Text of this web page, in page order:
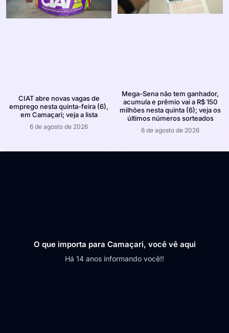
CIAT abre novas vagas de
emprego nesta quinta-feira (6),
em Camaçari; veja a lista
6 de agosto de 2026
Mega-Sena não tem ganhador,
acumula e prêmio vai a R$ 150
milhões nesta quinta (6); veja os
últimos números sorteados
6 de agosto de 2026
O que importa para Camaçari, você vê aqui
Há 14 anos informando você!!